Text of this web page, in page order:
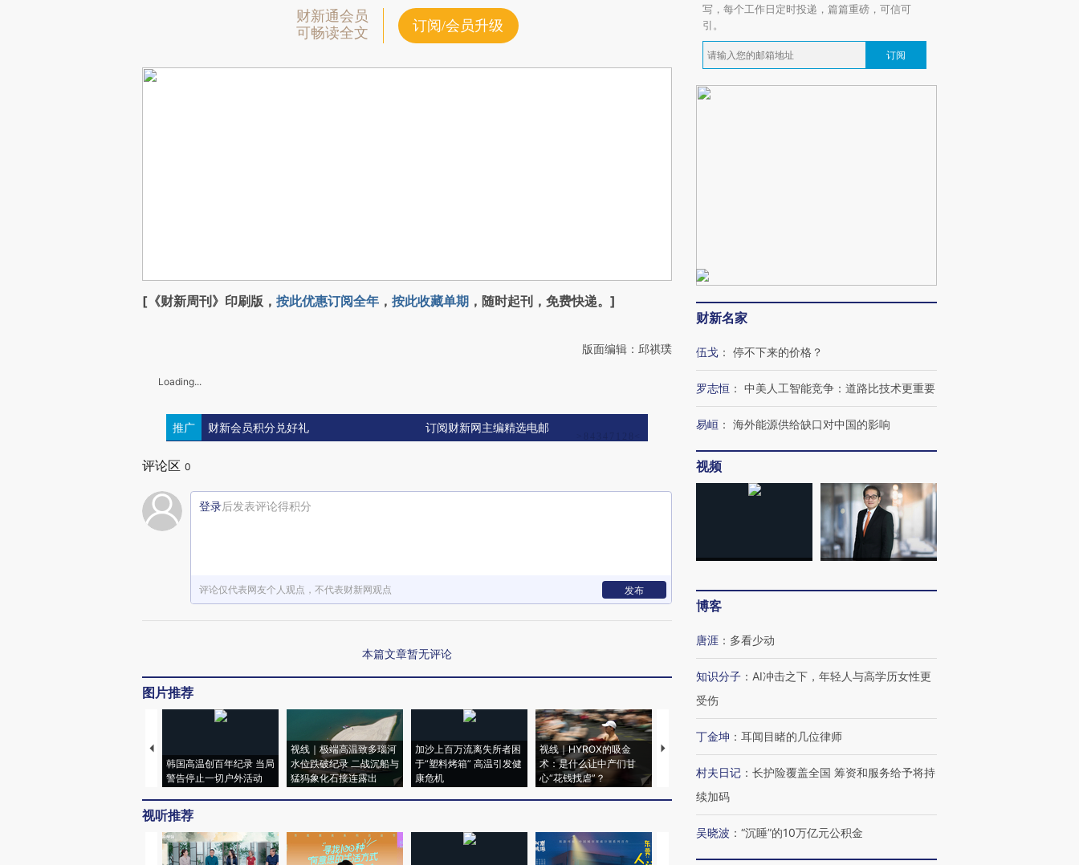
财新通会员
可畅读全文
订阅/会员升级
[《财新周刊》印刷版， 按此优惠订阅全年 ， 按此收藏单期 ，随时起刊，免费快递。]
版面编辑：邱祺璞
Loading...
推广 财新会员积分兑好礼 订阅财新网主编精选电邮
评论区 0
登录后发表评论得积分
评论仅代表网友个人观点，不代表财新网观点 发布
本篇文章暂无评论
图片推荐
韩国高温创百年纪录 当局
警告停止一切户外活动
视线｜极端高温致多瑙河
水位跌破纪录 二战沉船与
猛犸象化石接连露出
加沙上百万流离失所者困
于“塑料烤箱” 高温引发健
康危机
视线｜HYROX的吸金
术：是什么让中产们甘
心“花钱找虐”？
马航飞行员跨国走私7万
育部长拱下台
飞地休达
视听推荐
写，每个工作日定时投递，篇篇重磅，可信可
引。
订阅
财新名家
伍戈 ： 停不下来的价格？
罗志恒 ： 中美人工智能竞争：道路比技术更重要
易峘 ： 海外能源供给缺口对中国的影响
视频
博客
唐涯 ： 多看少动
知识分子 ： AI冲击之下，年轻人与高学历女性更
受伤
丁金坤 ： 耳闻目睹的几位律师
村夫日记 ： 长护险覆盖全国 筹资和服务给予将持
续加码
吴晓波 ： “沉睡”的10万亿元公积金